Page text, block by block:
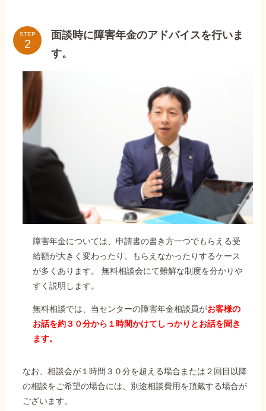
STEP
面談時に障害年金のアドバイスを行いま
す。
障害年金については、申請書の書き方一つでもらえる受
給額が大きく変わったり、もらえなかったりするケース
が多くあります。 無料相談会にて難解な制度を分かりや
すく説明します。
無料相談では、当センターの障害年金相談員がお客様の
お話を約３０分から１時間かけてしっかりとお話を聞き
ます。
なお、相談会が１時間３０分を超える場合または２回目以降
の相談をご希望の場合には、別途相談費用を頂戴する場合が
ございます。